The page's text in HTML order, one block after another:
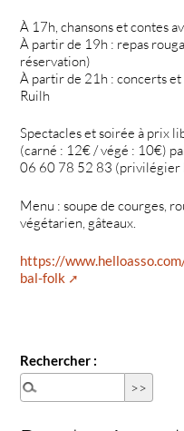
À 17h, chansons et contes
À partir de 19h : repas
réservation)
À partir de 21h : concerts
Ruilh
Spectacles et soirée à prix
(carné : 12€ / végé : 10€)
06 60 78 52 83 (privilégier
Menu : soupe de courges,
végétarien, gâteaux.
https://
bal-folk
Rechercher :